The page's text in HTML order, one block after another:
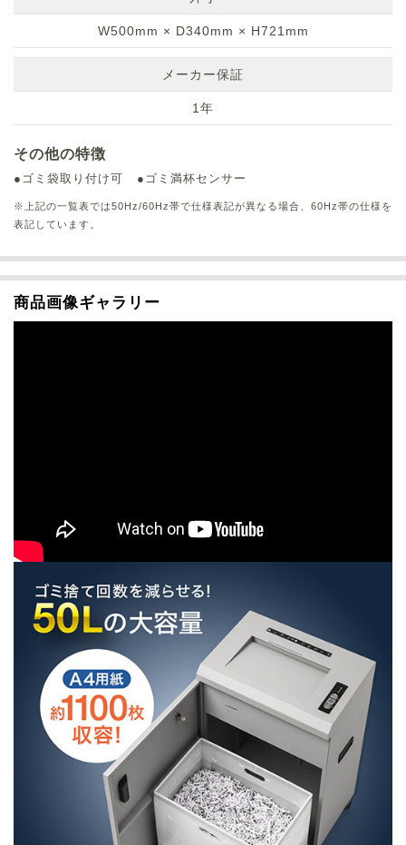
W500mm × D340mm × H721mm
メーカー保証
1年
その他の特徴
●ゴミ袋取り付け可 ●ゴミ満杯センサー
※上記の一覧表では50Hz/60Hz帯で仕様表記が異なる場合、60Hz帯の仕様を
表記しています。
商品画像ギャラリー